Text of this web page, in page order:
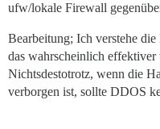
ufw/lokale Firewall
Bearbeitung; Ich verstehe
das wahrscheinlich effektiver
Nichtsdestotrotz, wenn die
verborgen ist, sollte DDOS